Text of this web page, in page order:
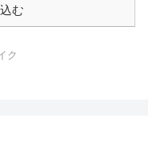
む
ク